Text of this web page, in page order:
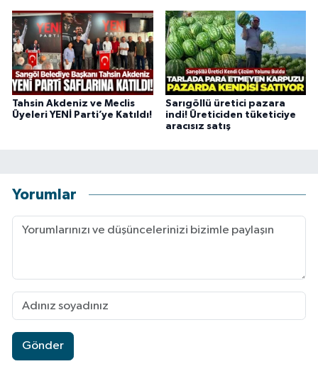
Tahsin Akdeniz ve Meclis
Üyeleri YENİ Parti’ye Katıldı!
Sarıgöllü üretici pazara
indi! Üreticiden tüketiciye
aracısız satış
Yorumlar
Gönder